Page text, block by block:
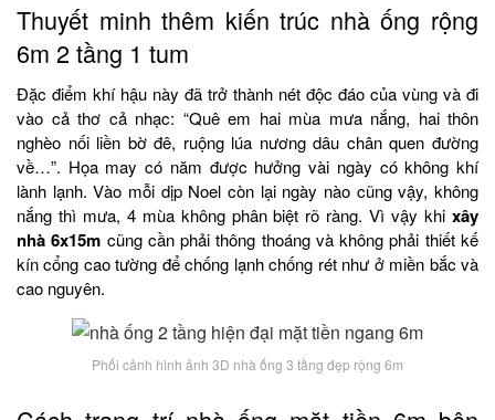
Thuyết minh thêm kiến trúc nhà ống rộng
6m 2 tầng 1 tum
Đặc điểm khí hậu này đã trở thành nét độc đáo của vùng và đi
vào cả thơ cả nhạc: “Quê em hai mùa mưa nắng, hai thôn
nghèo nối liền bờ đê, ruộng lúa nương dâu chân quen đường
về…”. Họa may có năm được hưởng vài ngày có không khí
lành lạnh. Vào mỗi dịp Noel còn lại ngày nào cũng vậy, không
nắng thì mưa, 4 mùa không phân biệt rõ ràng. Vì vậy khi xây
nhà 6x15m cũng cần phải thông thoáng và không phải thiết kế
kín cổng cao tường để chống lạnh chống rét như ở miền bắc và
cao nguyên.
Phối cảnh hình ảnh 3D nhà ống 3 tầng đẹp rộng 6m